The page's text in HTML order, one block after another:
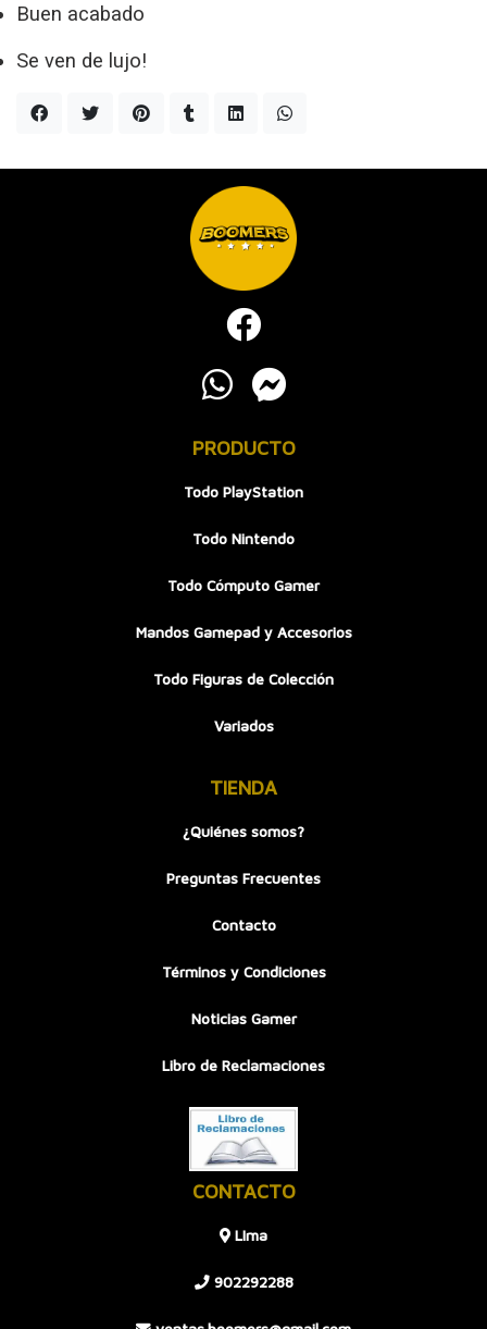
Buen acabado
Se ven de lujo!
PRODUCTO
Todo PlayStation
Todo Nintendo
Todo Cómputo Gamer
Mandos Gamepad y Accesorios
Todo Figuras de Colección
Variados
TIENDA
¿Quiénes somos?
Preguntas Frecuentes
Contacto
Términos y Condiciones
Noticias Gamer
Libro de Reclamaciones
CONTACTO
LIma
902292288